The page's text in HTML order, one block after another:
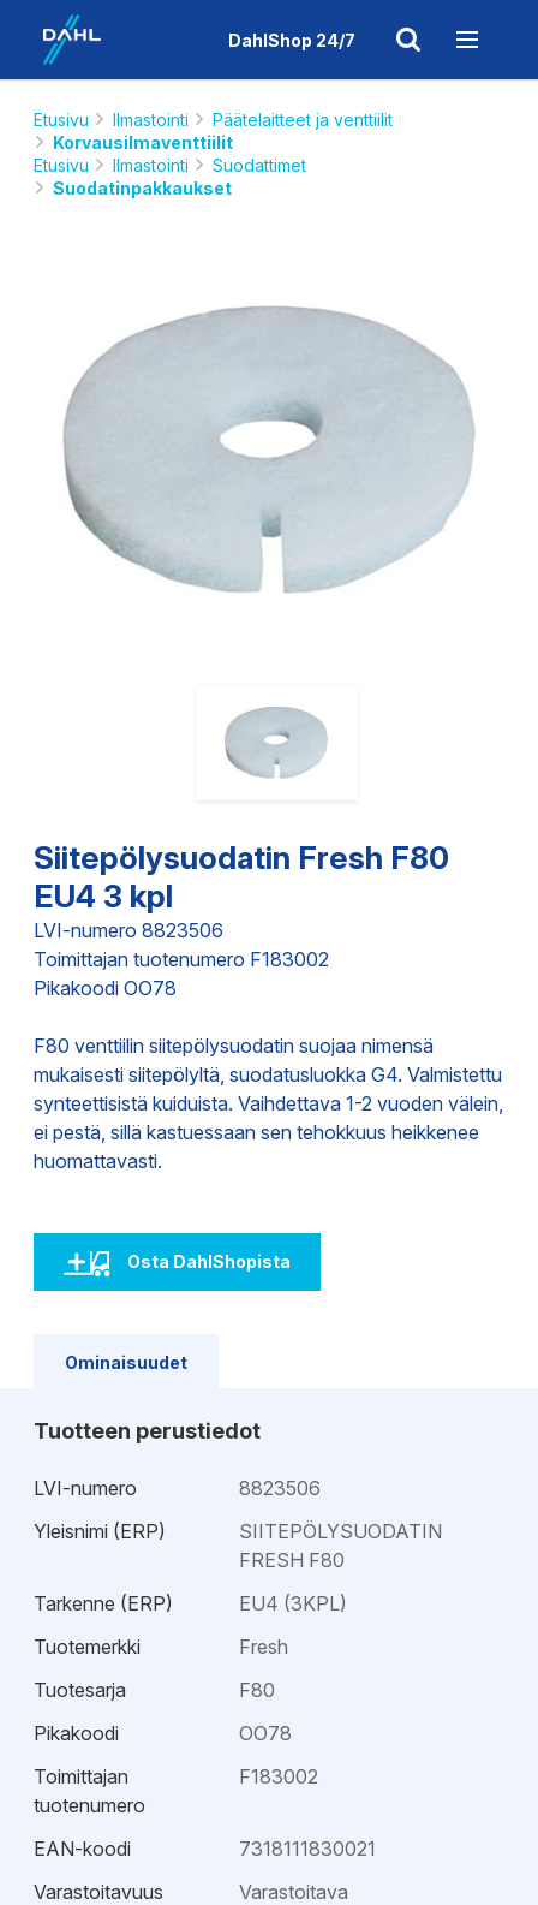
DahlShop 24/7
Etusivu Ilmastointi
Päätelaitteet ja venttiilit
Korvausilmaventtiilit
Etusivu
Ilmastointi
Suodattimet
Suodatinpakkaukset
Siitepölysuodatin Fresh F80
EU4 3 kpl
LVI-numero 8823506
Toimittajan tuotenumero F183002
Pikakoodi OO78
F80 venttiilin siitepölysuodatin suojaa nimensä
mukaisesti siitepölyltä, suodatusluokka G4. Valmistettu
synteettisistä kuiduista. Vaihdettava 1-2 vuoden välein,
ei pestä, sillä kastuessaan sen tehokkuus heikkenee
huomattavasti.
Osta DahlShopista
Ominaisuudet
Tuotteen perustiedot
LVI-numero
8823506
Yleisnimi (ERP)
SIITEPÖLYSUODATIN
FRESH F80
Tarkenne (ERP)
EU4 (3KPL)
Tuotemerkki
Fresh
Tuotesarja
F80
Pikakoodi
OO78
Toimittajan
tuotenumero
F183002
EAN-koodi
7318111830021
Varastoitavuus
Varastoitava